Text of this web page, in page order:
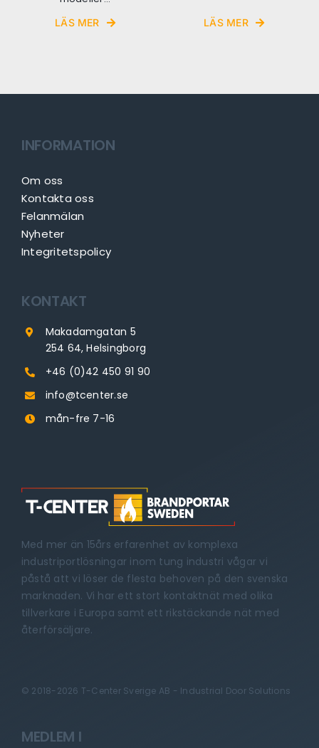
LÄS MER LÄS MER
Med mer än 15års erfarenhet av komplexa
industriportlösningar inom tung industri vågar vi
påstå att vi löser de flesta behoven på den svenska
marknaden. Vi har ett stort kontaktnät med olika
tillverkare i Europa samt ett rikstäckande nät med
återförsäljare.
© 2018-2026 T-Center Sverige AB - Industrial Door Solutions
INFORMATION
Om oss
Kontakta oss
Felanmälan
Nyheter
Integritetspolicy
KONTAKT
Makadamgatan 5
254 64, Helsingborg
+46 (0)42 450 91 90
info@tcenter.se
mån-fre 7-16
MEDLEM I